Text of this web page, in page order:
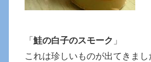
「鮭の白子のスモーク 」
これは珍しいものが出てきまし